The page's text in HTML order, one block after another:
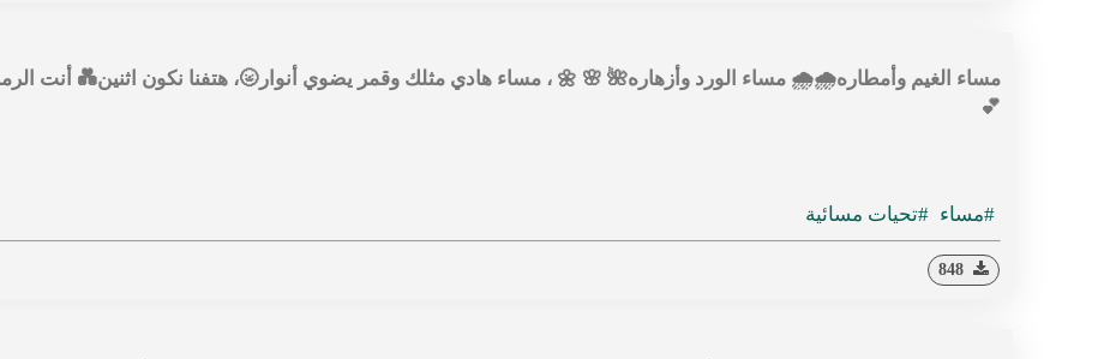
مساء الغيم وأمطاره🌧🌧 مساء الورد وأزهاره🌺 🌸 🌼 ، مساء هادي مثلك وقمر يضوي أنوار🌝، هتفنا نكون اثنين💑 أنت الرمش
💕
#مساء #تحيات مسائية